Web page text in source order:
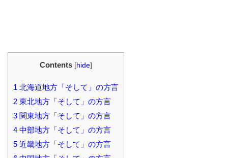
Contents [hide]
1 北海道地方「そして」の方言
2 東北地方「そして」の方言
3 関東地方「そして」の方言
4 中部地方「そして」の方言
5 近畿地方「そして」の方言